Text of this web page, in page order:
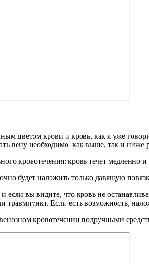
цветом крови и кровь, как я уже
вену необходимо как выше, так и
кровотечения: кровь течет медленно
будет наложить только давящую
вы видите, что кровь не
травмпункт. Если есть возможность,
кровотечении подручными